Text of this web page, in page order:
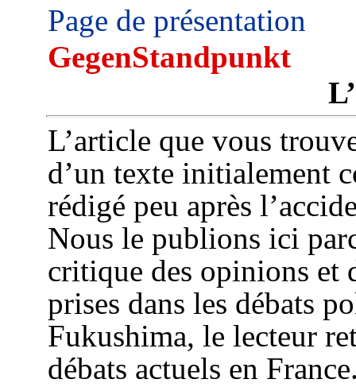
Page de présentation
GegenStandpunkt
L’article que vous
d’un texte initialement
rédigé peu après
Nous le publions ici
critique des opinions et
prises dans les débats
Fukushima, le lecteur
débats actuels en